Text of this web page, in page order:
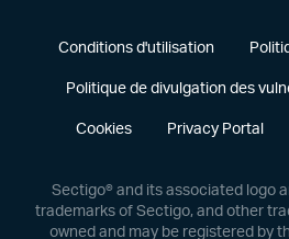
Conditions d'utilisation
Politique de divulgation des
Cookies Privacy Portal
Sectigo® and its associated logo
trademarks of Sectigo, and other
owned and may be registered by